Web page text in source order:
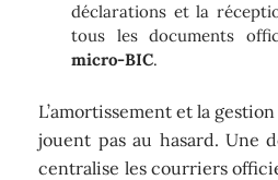
déclarations et la
tous les documents
micro-BIC.
L’amortissement et la
jouent pas au hasard. Une
centralise les courriers